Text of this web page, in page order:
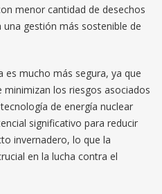
menor cantidad de desechos
gestión más sostenible de
mucho más segura, ya que
los riesgos asociados
de energía nuclear
significativo para reducir
invernadero, lo que la
en la lucha contra el